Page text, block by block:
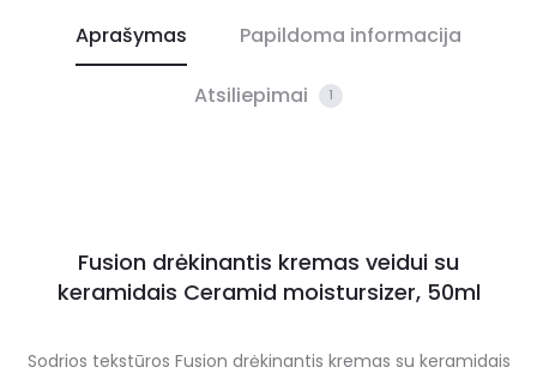
Aprašymas Papildoma informacija
Atsiliepimai 1
Fusion drėkinantis kremas veidui su
keramidais Ceramid moistursizer, 50ml
Sodrios tekstūros Fusion drėkinantis kremas su keramidais